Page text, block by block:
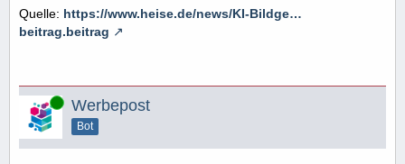
Quelle: https://www.heise.de/news/KI-Bildge…
beitrag.beitrag
Online Werbepost
Bot